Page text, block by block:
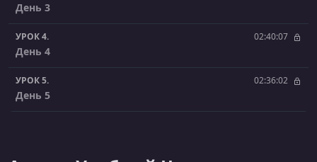
День 3
УРОК 4. 02:40:07
День 4
УРОК 5. 02:36:02
День 5